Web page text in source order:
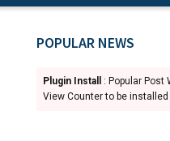
POPULAR NEWS
Plugin Install
: Popular Post
View Counter to be installed